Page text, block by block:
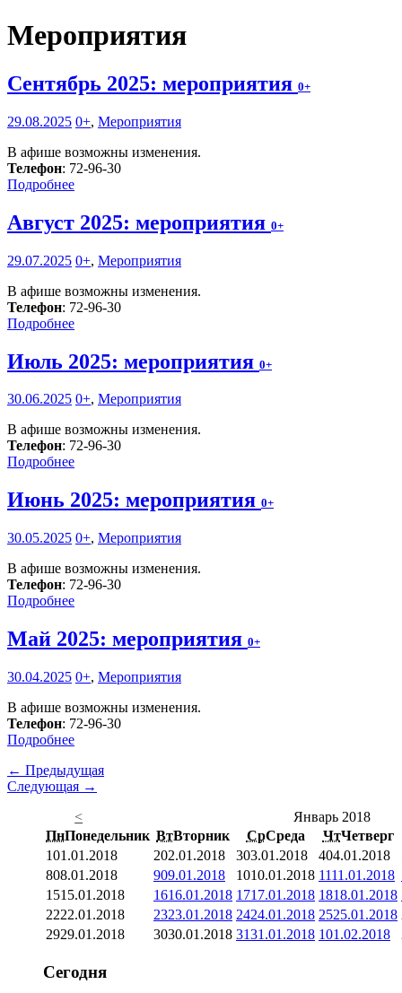
Мероприятия
Сентябрь 2025: мероприятия 0+
29.08.2025 0+, Мероприятия
В афише возможны изменения.
Телефон: 72-96-30
Подробнее
Август 2025: мероприятия 0+
29.07.2025 0+, Мероприятия
В афише возможны изменения.
Телефон: 72-96-30
Подробнее
Июль 2025: мероприятия 0+
30.06.2025 0+, Мероприятия
В афише возможны изменения.
Телефон: 72-96-30
Подробнее
Июнь 2025: мероприятия 0+
30.05.2025 0+, Мероприятия
В афише возможны изменения.
Телефон: 72-96-30
Подробнее
Май 2025: мероприятия 0+
30.04.2025 0+, Мероприятия
В афише возможны изменения.
Телефон: 72-96-30
Подробнее
← Предыдущая
Следующая →
<
Январь 2018
ПнПонедельник ВтВторник СрСреда ЧтЧетверг
101.01.2018 202.01.2018 303.01.2018 404.01.2018
808.01.2018 909.01.2018 1010.01.2018 1111.01.2018
1515.01.2018 1616.01.2018 1717.01.2018 1818.01.2018
2222.01.2018 2323.01.2018 2424.01.2018 2525.01.2018
2929.01.2018 3030.01.2018 3131.01.2018 101.02.2018
Сегодня